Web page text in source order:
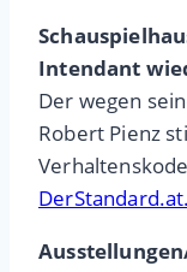
Intendant
Der wegen
Robert Pienz